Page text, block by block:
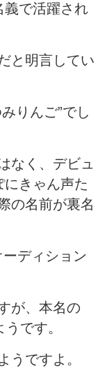
義で活躍され
と明言してい
りんご”でし
なく、デビュ
きゃん声た
の名前が裏名
ディション
が、本名の
です。
うですよ。